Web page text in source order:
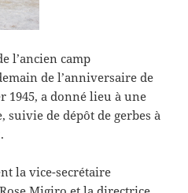
l’ancien camp
de l’anniversaire de
1945, a donné lieu à une
suivie de dépôt de gerbes à
la vice-secrétaire